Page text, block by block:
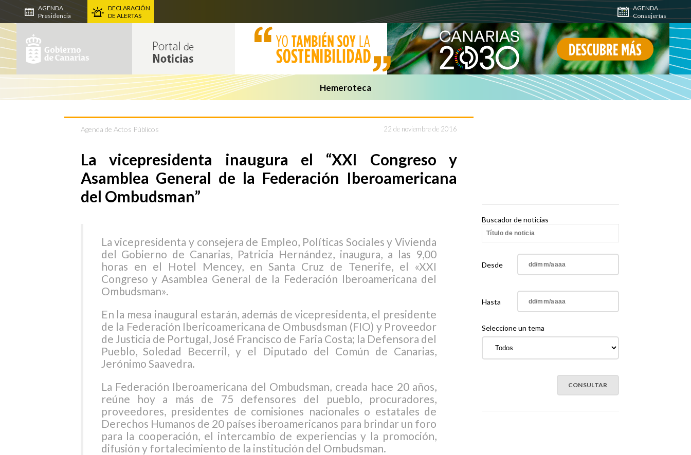
AGENDA
Presidencia
DECLARACIÓN
DE ALERTAS
AGENDA
Consejerías
Hemeroteca
Agenda de Actos Públicos 22 de noviembre de 2016
La vicepresidenta inaugura el “XXI Congreso y
Asamblea General de la Federación Iberoamericana
del Ombudsman”
La vicepresidenta y consejera de Empleo, Políticas Sociales y Vivienda
del Gobierno de Canarias, Patricia Hernández, inaugura, a las 9,00
horas en el Hotel Mencey, en Santa Cruz de Tenerife, el «XXI
Congreso y Asamblea General de la Federación Iberoamericana del
Ombudsman».
En la mesa inaugural estarán, además de vicepresidenta, el presidente
de la Federación Ibericoamericana de Ombusdsman (FIO) y Proveedor
de Justicia de Portugal, José Francisco de Faria Costa; la Defensora del
Pueblo, Soledad Becerril, y el Diputado del Común de Canarias,
Jerónimo Saavedra.
La Federación Iberoamericana del Ombudsman, creada hace 20 años,
reúne hoy a más de 75 defensores del pueblo, procuradores,
proveedores, presidentes de comisiones nacionales o estatales de
Derechos Humanos de 20 países iberoamericanos para brindar un foro
para la cooperación, el intercambio de experiencias y la promoción,
difusión y fortalecimiento de la institución del Ombudsman.
Buscador de noticias
Desde
Hasta
Seleccione un tema